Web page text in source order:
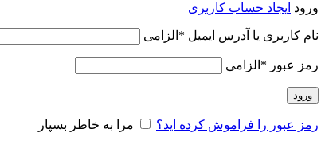
ورود ایجاد حساب کاربری
نام کاربری یا آدرس ایمیل * الزامی
رمز عبور * الزامی
ورود
رمز عبور را فراموش کرده اید؟ مرا به خاطر بسپار